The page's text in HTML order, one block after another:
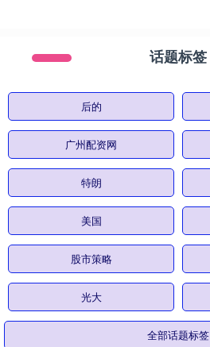
话题标签
后的
广州配资网
特朗
美国
股市策略
光大
全部话题标签